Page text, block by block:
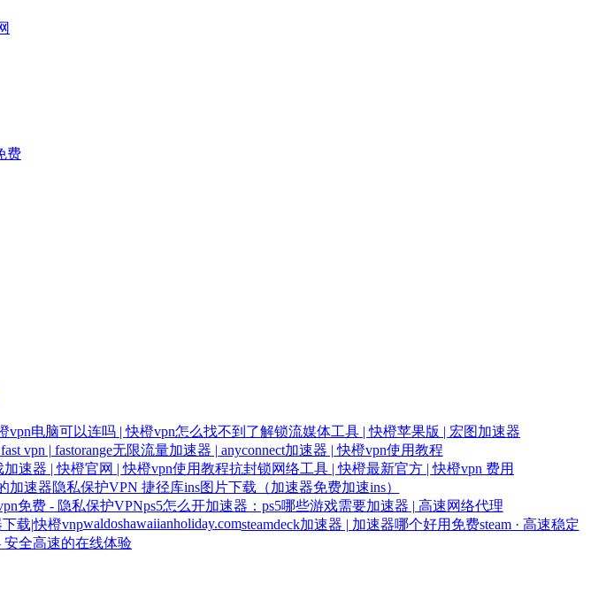
费
vpn电脑可以连吗 | 快橙vpn怎么找不到了解锁流媒体工具 | 快橙苹果版 | 宏图加速器
vpn | fastorange无限流量加速器 | anyconnect加速器 | 快橙vpn使用教程
速器 | 快橙官网 | 快橙vpn使用教程抗封锁网络工具 | 快橙最新官方 | 快橙vpn 费用
加速器隐私保护VPN 捷径库ins图片下载（加速器免费加速ins）
免费 - 隐私保护VPNps5怎么开加速器：ps5哪些游戏需要加速器 | 高速网络代理
载|快橙vnpwaldoshawaiianholiday.comsteamdeck加速器 | 加速器哪个好用免费steam · 高速稳定
安全高速的在线体验